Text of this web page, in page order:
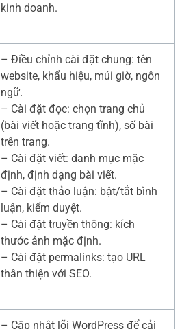
kinh doanh.
– Điều chỉnh cài đặt chung: tên
website, khẩu hiệu, múi giờ, ngôn
ngữ.
– Cài đặt đọc: chọn trang chủ
(bài viết hoặc trang tĩnh), số bài
trên trang.
– Cài đặt viết: danh mục mặc
định, định dạng bài viết.
– Cài đặt thảo luận: bật/tắt bình
luận, kiểm duyệt.
– Cài đặt truyền thông: kích
thước ảnh mặc định.
– Cài đặt permalinks: tạo URL
thân thiện với SEO.
– Cập nhật lõi WordPress để cải